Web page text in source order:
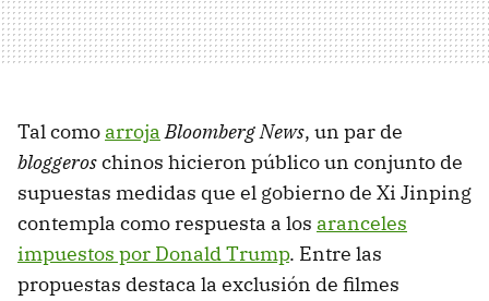
Tal como arroja Bloomberg News, un par de
bloggeroschinos hicieron público un conjunto de
supuestas medidas que el gobierno de Xi Jinping
contempla como respuesta a los aranceles
impuestos por Donald Trump. Entre las
propuestas destaca la exclusión de filmes